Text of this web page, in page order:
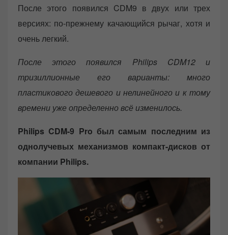
После этого появился CDM9 в двух или трех
версиях: по-прежнему качающийся рычаг, хотя и
очень легкий.
После этого появился Philips CDM12 и
тризиллионные его варианты: много
пластикового дешевого и нелинейного и к тому
времени уже определенно всё изменилось.
Philips CDM-9 Pro был самым последним из
однолучевых механизмов компакт-дисков от
компании Philips.